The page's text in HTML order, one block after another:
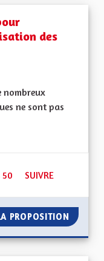
des
nombreux
ne sont pas
services publics en
50 50 ABONNÉS
SUIVRE
PROPOSITION